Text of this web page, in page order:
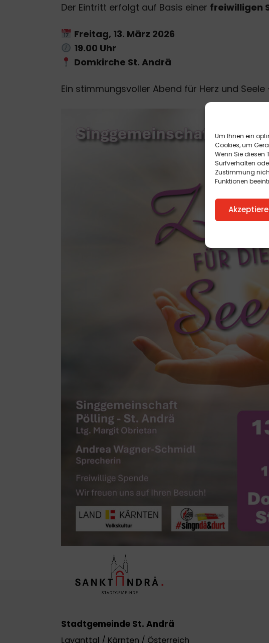
Um Ihnen ein
Cookies, um
Wenn Sie diesen
Surfverhalten
Zustimmung
Funktionen
Der Eintritt erfolgt auf Basis einer freiwilligen
Freitag, 13. März 2026
19.00 Uhr
Domkirche St. Andrä
Ein stimmungsvoller Abend für Herz und
Stadtgemeinde St. Andrä
Lavanttal / Kärnten / Österreich